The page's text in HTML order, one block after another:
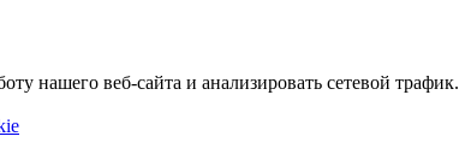
нашего веб-сайта и анализировать сетевой трафик.